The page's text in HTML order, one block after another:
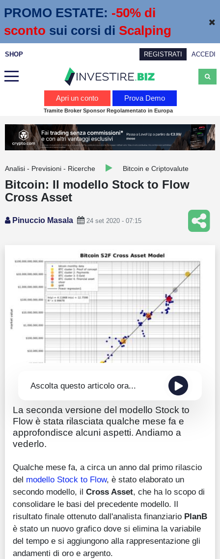
PROMO ESTATE: -50% di
sconto sui corsi di Scalping
SHOP REGISTRATI ACCEDI
Calendario economico
Trading
Conto IG
Guru Monitor
Stagionalità
Apri un conto Prova Demo
Tramite Broker Sponsor Regolamentato in Europa
Analisi - Previsioni - Ricerche Bitcoin e Criptovalute
Bitcoin: Il modello Stock to Flow
Cross Asset
Pinuccio Masala 24 set 2020 - 07:15
Ascolta questo articolo ora...
La seconda versione del modello Stock to
Flow è stata rilasciata qualche mese fa e
approfondisce alcuni aspetti. Andiamo a
vederlo.
Qualche mese fa, a circa un anno dal primo rilascio
del modello Stock to Flow, è stato elaborato un
secondo modello, il Cross Asset, che ha lo scopo di
consolidare le basi del precedente modello. Il
risultato finale ottenuto dall'analista finanziario PlanB
è stato un nuovo grafico dove si elimina la variabile
del tempo e si aggiungono alla rappresentazione gli
andamenti di oro e argento.